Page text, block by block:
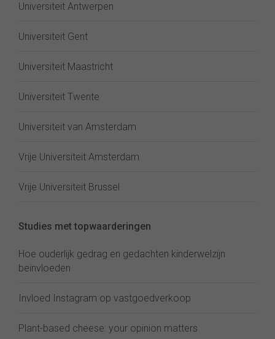
Universiteit Antwerpen
Universiteit Gent
Universiteit Maastricht
Universiteit Twente
Universiteit van Amsterdam
Vrije Universiteit Amsterdam
Vrije Universiteit Brussel
Studies met topwaarderingen
Hoe ouderlijk gedrag en gedachten kinderwelzijn
beïnvloeden
Invloed Instagram op vastgoedverkoop
Plant-based cheese: your opinion matters